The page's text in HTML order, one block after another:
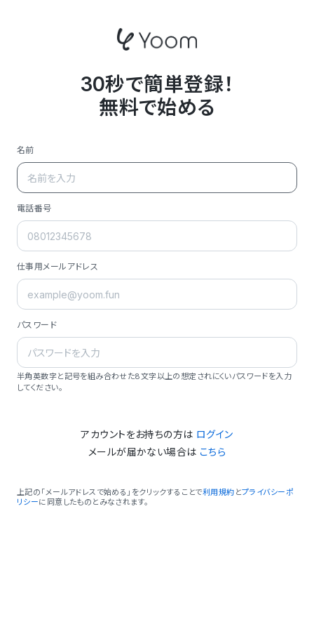
30秒で簡単登録！
無料で始める
名前
電話番号
仕事用メールアドレス
パスワード
半角英数字と記号を組み合わせた8文字以上の想定されにくいパスワードを入力
してください。
アカウントをお持ちの方は ログイン
メールが届かない場合は こちら
上記の「メールアドレスで始める」をクリックすることで利用規約 とプライバシーポ
リシーに同意したものとみなされます。